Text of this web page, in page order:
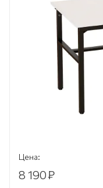
Цена:
8 190₽